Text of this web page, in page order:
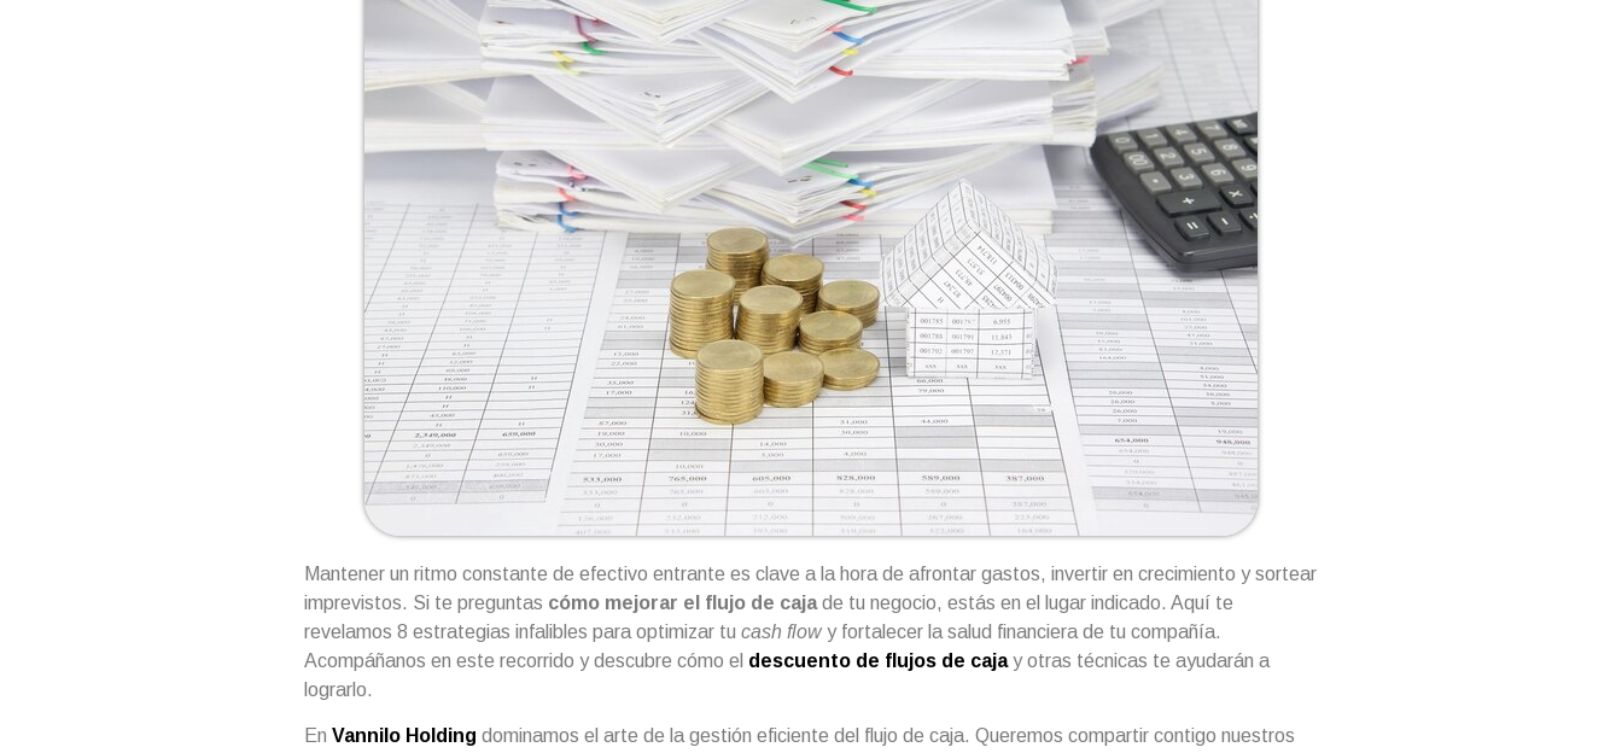
Mantener un ritmo constante de efectivo entrante es clave a la hora de afrontar gastos, invertir en crecimiento y sortear
imprevistos. Si te preguntas cómo mejorar el flujo de cajade tu negocio, estás en el lugar indicado. Aquí te
revelamos 8 estrategias infalibles para optimizar tu cash flowy fortalecer la salud financiera de tu compañía.
Acompáñanos en este recorrido y descubre cómo el descuento de flujos de cajay otras técnicas te ayudarán a
lograrlo.
En Vannilo Holding dominamos el arte de la gestión eficiente del flujo de caja. Queremos compartir contigo nuestros